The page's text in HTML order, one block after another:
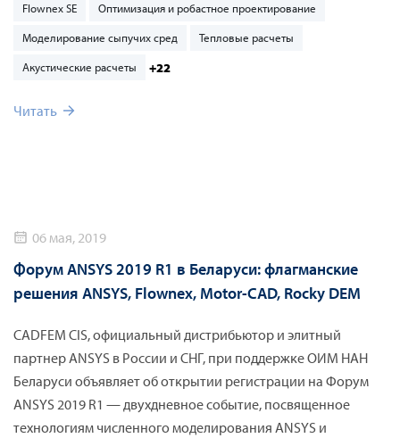
(Цифровая Индустрия Промышленной России) 23 мая 2019
г. в Иннополисе (Татарстан).
Flownex SE Оптимизация и робастное проектирование
Моделирование сыпучих сред Тепловые расчеты
Акустические расчеты +22
Читать
06 мая, 2019
Форум ANSYS 2019 R1 в Беларуси: флагманские
решения ANSYS, Flownex, Motor-CAD, Rocky DEM
CADFEM CIS, официальный дистрибьютор и элитный
партнер ANSYS в России и СНГ, при поддержке ОИМ НАН
Беларуси объявляет об открытии регистрации на Форум
ANSYS 2019 R1 — двухдневное событие, посвященное
технологиям численного моделирования ANSYS и